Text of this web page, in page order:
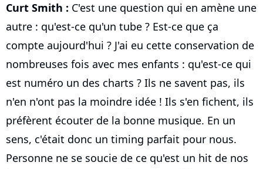
Curt Smith : C'est une question qui en amène une
autre : qu'est-ce qu'un tube ? Est-ce que ça
compte aujourd'hui ? J'ai eu cette conservation de
nombreuses fois avec mes enfants : qu'est-ce qui
est numéro un des charts ? Ils ne savent pas, ils
n'en n'ont pas la moindre idée ! Ils s'en fichent, ils
préfèrent écouter de la bonne musique. En un
sens, c'était donc un timing parfait pour nous.
Personne ne se soucie de ce qu'est un hit de nos